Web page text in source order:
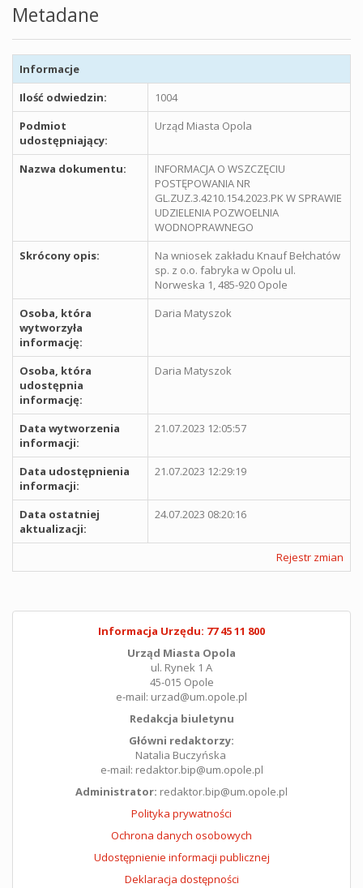
Metadane
Informacje
Ilość odwiedzin:
1004
Podmiot
udostępniający:
Urząd Miasta Opola
Nazwa dokumentu:
INFORMACJA O WSZCZĘCIU
POSTĘPOWANIA NR
GL.ZUZ.3.4210.154.2023.PK W SPRAWIE
UDZIELENIA POZWOELNIA
WODNOPRAWNEGO
Skrócony opis:
Na wniosek zakładu Knauf Bełchatów
sp. z o.o. fabryka w Opolu ul.
Norweska 1, 485-920 Opole
Osoba, która
wytworzyła
informację:
Daria Matyszok
Osoba, która
udostępnia
informację:
Daria Matyszok
Data wytworzenia
informacji:
21.07.2023 12:05:57
Data udostępnienia
informacji:
21.07.2023 12:29:19
Data ostatniej
aktualizacji:
24.07.2023 08:20:16
Rejestr zmian
Informacja Urzędu: 77 45 11 800
Urząd Miasta Opola
ul. Rynek 1 A
45-015 Opole
e-mail: urzad@um.opole.pl
Redakcja biuletynu
Główni redaktorzy:
Natalia Buczyńska
e-mail: redaktor.bip@um.opole.pl
Administrator: redaktor.bip@um.opole.pl
Polityka prywatności
Ochrona danych osobowych
Udostępnienie informacji publicznej
Deklaracja dostępności